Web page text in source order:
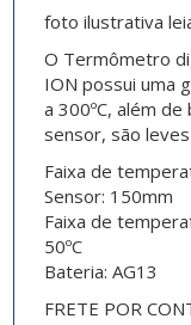
foto ilustrativa
O Termômetro
ION possui uma
a 300ºC, além
sensor, são
Faixa de
Sensor: 150mm
Faixa de
50ºC
Bateria: AG13
FRETE POR